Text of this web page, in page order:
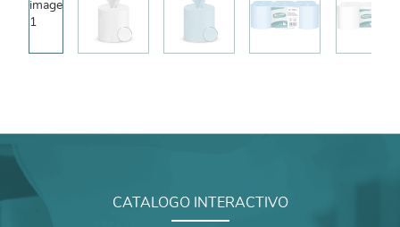
CATALOGO INTERACTIVO